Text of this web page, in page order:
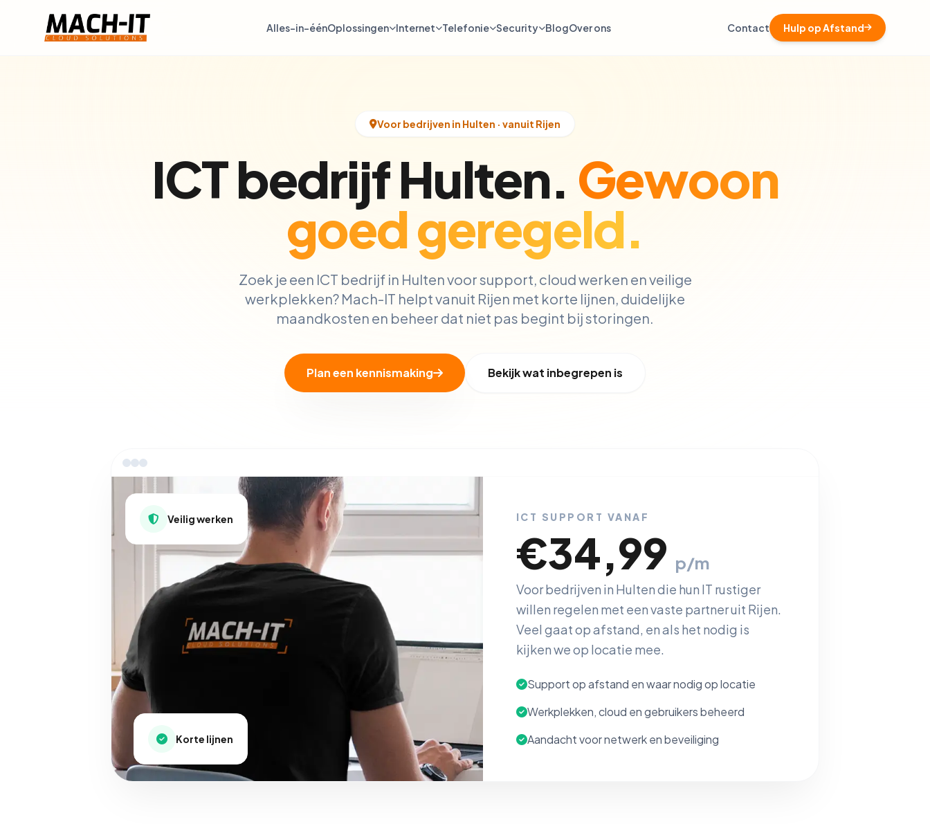
Alles-in-éénOplossingen Internet Telefonie Security BlogOver ons Contact Hulp op Afstand
Voor bedrijven in Hulten · vanuit Rijen
ICT bedrijf Hulten. Gewoon
goed geregeld.
Zoek je een ICT bedrijf in Hulten voor support, cloud werken en veilige
werkplekken? Mach-IT helpt vanuit Rijen met korte lijnen, duidelijke
maandkosten en beheer dat niet pas begint bij storingen.
Plan een kennismaking Bekijk wat inbegrepen is
Veilig werken
Korte lijnen
ICT SUPPORT VANAF
€34,99 p/m
Voor bedrijven in Hulten die hun IT rustiger
willen regelen met een vaste partner uit Rijen.
Veel gaat op afstand, en als het nodig is
kijken we op locatie mee.
Support op afstand en waar nodig op locatie
Werkplekken, cloud en gebruikers beheerd
Aandacht voor netwerk en beveiliging